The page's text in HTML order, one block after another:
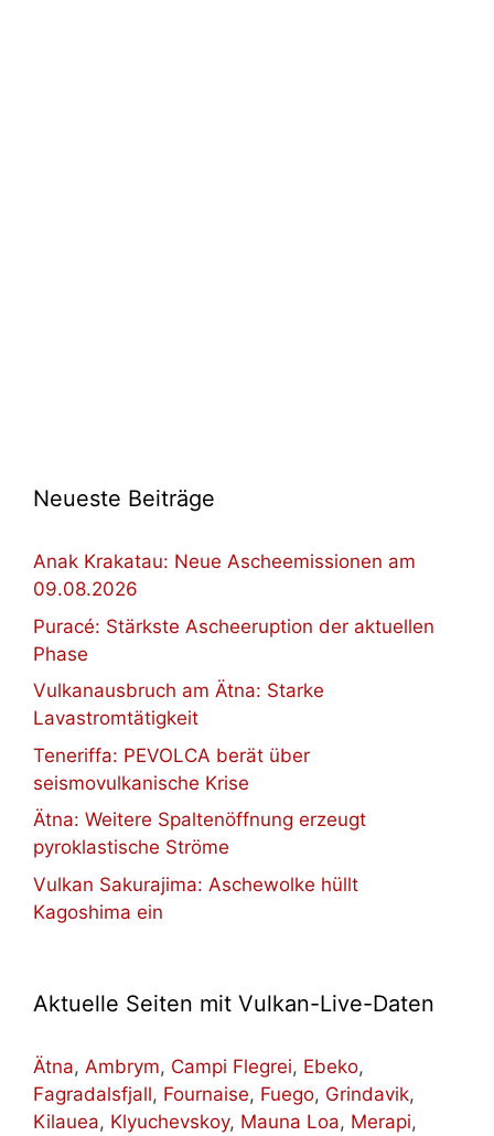
Neueste Beiträge
Anak Krakatau: Neue Ascheemissionen am
09.08.2026
Puracé: Stärkste Ascheeruption der aktuellen
Phase
Vulkanausbruch am Ätna: Starke
Lavastromtätigkeit
Teneriffa: PEVOLCA berät über
seismovulkanische Krise
Ätna: Weitere Spaltenöffnung erzeugt
pyroklastische Ströme
Vulkan Sakurajima: Aschewolke hüllt
Kagoshima ein
Aktuelle Seiten mit Vulkan-Live-Daten
Ätna, Ambrym, Campi Flegrei, Ebeko,
Fagradalsfjall, Fournaise, Fuego, Grindavik,
Kilauea, Klyuchevskoy, Mauna Loa, Merapi,